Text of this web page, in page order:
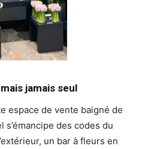
jamais seul
espace de vente baigné de
s’émancipe des codes du
un bar à fleurs en